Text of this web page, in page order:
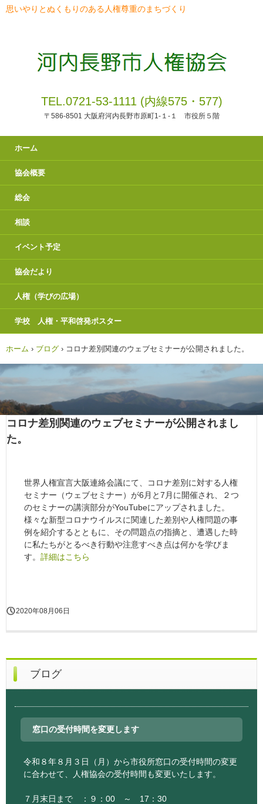
思いやりとぬくもりのある人権尊重のまちづくり
TEL.0721-53-1111 (内線575・577)
〒586-8501 大阪府河内長野市原町1-１-１ 市役所５階
ホーム
協会概要
総会
相談
イベント予定
協会だより
人権（学びの広場）
学校 人権・平和啓発ポスター
ホーム › ブログ › コロナ差別関連のウェブセミナーが公開されました。
コロナ差別関連のウェブセミナーが公開されまし
た。
世界人権宣言大阪連絡会議にて、コロナ差別に対する人権
セミナー（ウェブセミナー）が6月と7月に開催され、２つ
のセミナーの講演部分がYouTubeにアップされました。
様々な新型コロナウイルスに関連した差別や人権問題の事
例を紹介するとともに、その問題点の指摘と、遭遇した時
に私たちがとるべき行動や注意すべき点は何かを学びま
す。 詳細はこちら
2020年08月06日
ブログ
窓口の受付時間を変更します
令和８年８月３日（月）から市役所窓口の受付時間の変更
に合わせて、人権協会の受付時間も変更いたします。
７月末日まで ：９：00 ～ 17：30